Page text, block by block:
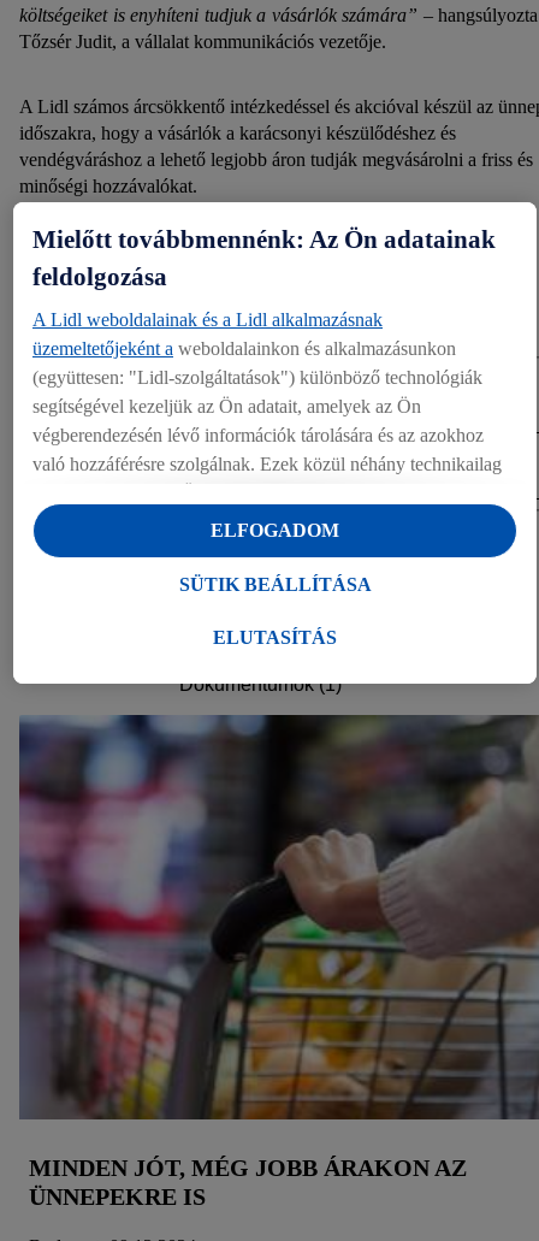
költségeiket is enyhíteni tudjuk a vásárlók számára” –
Tőzsér Judit, a vállalat kommunikációs vezetője.
A Lidl számos árcsökkentő intézkedéssel és akcióval készül az
időszakra, hogy a vásárlók a karácsonyi készülődéshez és
vendégváráshoz a lehető legjobb áron tudják megvásárolni a friss és
minőségi hozzávalókat.
sajto@lidl.hu
Letöltés
LETÖLTÉS (154.81 KB)
Megosztás
EGYÉB DOKUMENTUMOK
Dokumentumok (1)
MINDEN JÓT, MÉG JOBB ÁRAKON AZ
ÜNNEPEKRE IS
Mielőtt továbbmennénk: Az Ön adatainak
feldolgozása
A Lidl weboldalainak és a Lidl alkalmazásnak
üzemeltetőjeként a weboldalainkon és alkalmazásunkon
(együttesen: "Lidl-szolgáltatások") különböző technológiák
segítségével kezeljük az Ön adatait, amelyek az Ön
végberendezésén lévő információk tárolására és az azokhoz
való hozzáférésre szolgálnak. Ezek közül néhány technikailag
kényelmes beállításokhoz, statisztikák összeállításához vagy a
Lidl szolgáltatásokon belül és kívül személyre szabott
hirdetésekhez. Ha Ön a Lidl Plus program résztvevője, bolti
további információkat talál az adatkezeléssel kapcsolatban.
Az "Elutasítás" gombra kattintva csak a szükséges
gombra kattintva Ön hozzájárul a fent említett célokból történő
adatkezeléshez. További információkat, többek között az
adatok tárolási idejéről és a hozzájárulásának bármikor, a
jövőre nézve történő visszavonásához való jogáról
adatvédelmi szabályzatunkban
találhat.Az impresszumokat itt
találja.
ELUTASÍTÁS
SÜTIK BEÁLLÍTÁSA
ELFOGADOM